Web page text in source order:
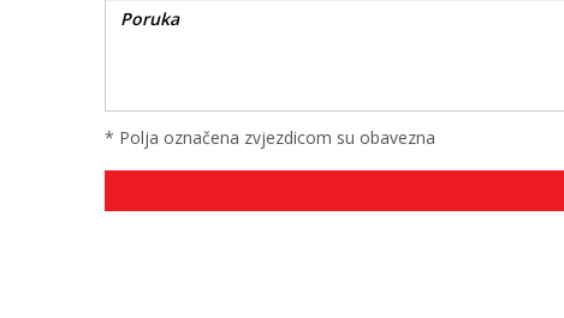
* Polja označena zvjezdicom su obavezna